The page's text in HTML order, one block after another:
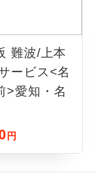
難波/上本
ービス<名
>愛知・名
円